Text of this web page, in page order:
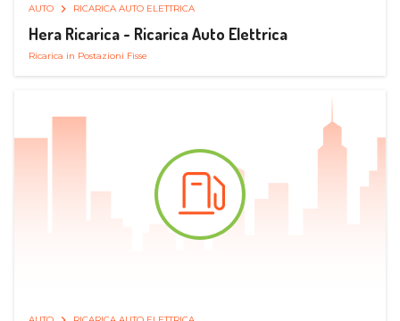
AUTO RICARICA AUTO ELETTRICA
Hera Ricarica - Ricarica Auto Elettrica
Ricarica in Postazioni Fisse